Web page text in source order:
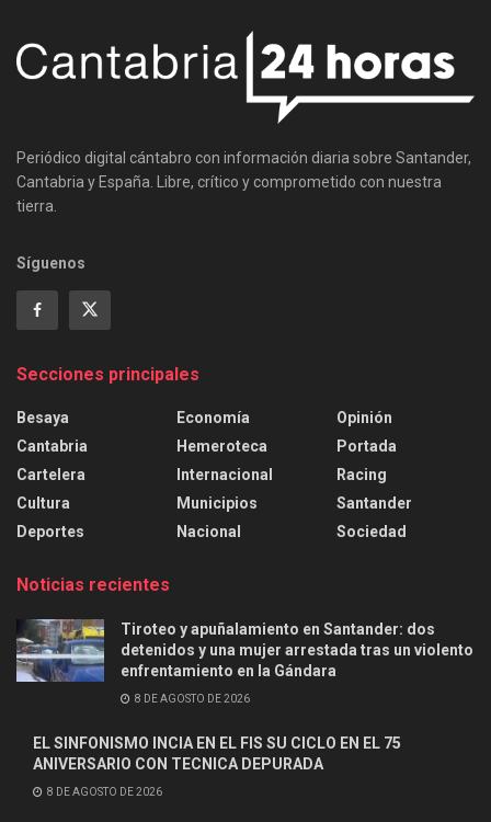
Periódico digital cántabro con información diaria sobre Santander,
Cantabria y España. Libre, crítico y comprometido con nuestra
tierra.
Síguenos
Secciones principales
Besaya
Cantabria
Cartelera
Cultura
Deportes
Economía
Hemeroteca
Internacional
Municipios
Nacional
Opinión
Portada
Racing
Santander
Sociedad
Noticias recientes
Tiroteo y apuñalamiento en Santander: dos
detenidos y una mujer arrestada tras un violento
enfrentamiento en la Gándara
8 DE AGOSTO DE 2026
EL SINFONISMO INCIA EN EL FIS SU CICLO EN EL 75
ANIVERSARIO CON TECNICA DEPURADA
8 DE AGOSTO DE 2026